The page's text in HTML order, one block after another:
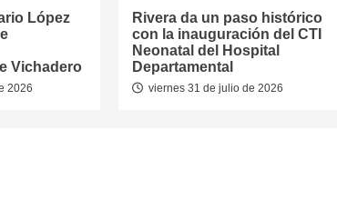
López
Vichadero
2026
Rivera da un paso histórico
con la inauguración del CTI
Neonatal del Hospital
Departamental
viernes 31 de julio de 2026